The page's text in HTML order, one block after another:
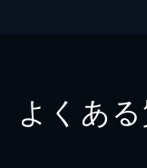
よくあ